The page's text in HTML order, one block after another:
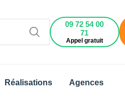
09 72 54 00
71
Appel gratuit
Réalisations Agences